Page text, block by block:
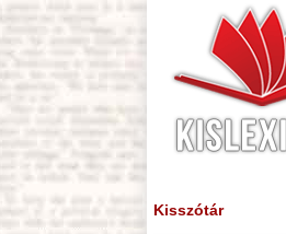
Kisszótár